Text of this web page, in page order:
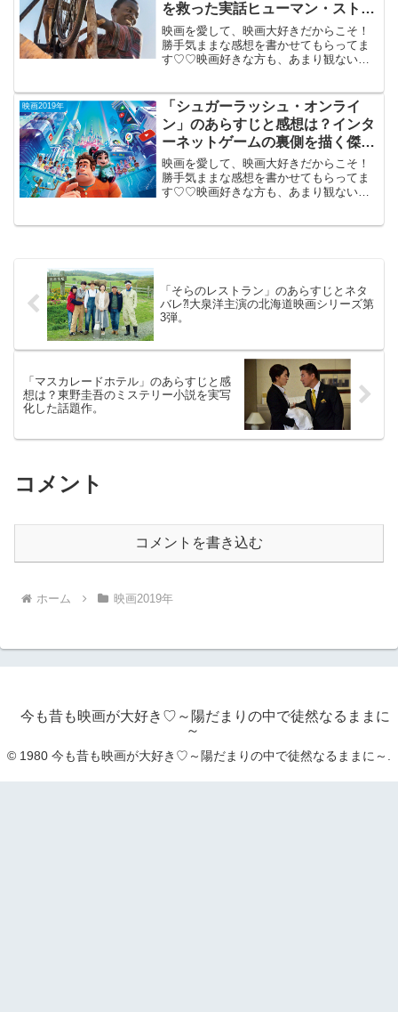
を救った実話ヒューマン・ストー
リー。
映画を愛して、映画大好きだからこそ！
勝手気ままな感想を書かせてもらってま
す♡♡映画好きな方も、あまり観ない方
公開（113分）干ばつのアフリカを救った
奇跡...
映画2019年
「シュガーラッシュ・オンライ
ン」のあらすじと感想は？インタ
ーネットゲームの裏側を描く傑作
アニメ第2弾。
映画を愛して、映画大好きだからこそ！
勝手気ままな感想を書かせてもらってま
す♡♡映画好きな方も、あまり観ない方
「そらのレストラン」のあらすじとネタ
バレ⁈大泉洋主演の北海道映画シリーズ第
3弾。
「マスカレードホテル」のあらすじと感
想は？東野圭吾のミステリー小説を実写
化した話題作。
コメント
コメントを書き込む
ホーム 映画2019年
今も昔も映画が大好き♡～陽だまりの中で徒然なるままに
～
© 1980 今も昔も映画が大好き♡～陽だまりの中で徒然なるままに～.